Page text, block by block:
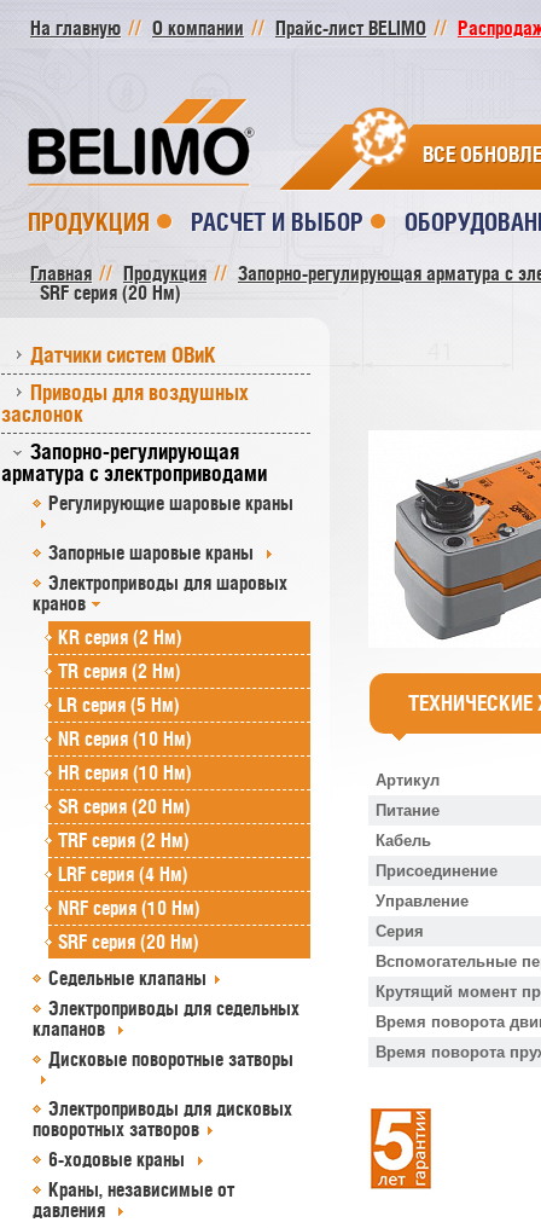
На главную О компании Прайс-лист BELIMO
ВСЕ
ПРОДУКЦИЯ РАСЧЕТ И ВЫБОР
Главная Продукция
Запорно-регулирующая арматура с
SRF серия (20 Нм)
Датчики систем ОВиК
Приводы для воздушных
заслонок
Запорно-регулирующая
арматура с электроприводами
Регулирующие шаровые краны
Запорные шаровые краны
Электроприводы для шаровых
кранов
KR серия (2 Нм)
TR серия (2 Нм)
LR серия (5 Нм)
NR серия (10 Нм)
HR серия (10 Нм)
SR серия (20 Нм)
TRF серия (2 Нм)
LRF серия (4 Нм)
NRF серия (10 Нм)
SRF серия (20 Нм)
Седельные клапаны
Электроприводы для седельных
клапанов
Дисковые поворотные затворы
Электроприводы для дисковых
поворотных затворов
6-ходовые краны
Краны, независимые от
давления
Артикул
Питание
Кабель
Присоединение
Управление
Серия
Вспомогательные
Крутящий момент
Время поворота
Время поворота